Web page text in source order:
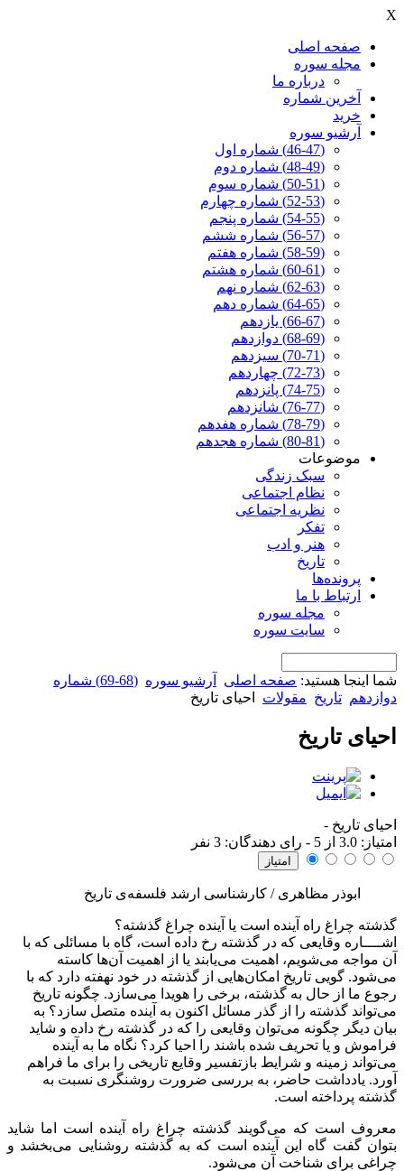
X
صفحه اصلی
مجله سوره
درباره ما
آخرين شماره
خرید
آرشیو سوره
(46-47) شماره اول
(48-49) شماره دوم
(50-51) شماره سوم
(52-53) شماره چهارم
(54-55) شماره پنجم
(56-57) شماره ششم
(58-59) شماره هفتم
(60-61) شماره هشتم
(62-63) شماره نهم
(64-65) شماره دهم
(66-67) یازدهم
(68-69) دوازدهم
(70-71) سیزدهم
(72-73) چهاردهم
(74-75) پانزدهم
(76-77) شانزدهم
(78-79) شماره هفدهم
(80-81) شماره هجدهم
موضوعات
سبک زندگی
نظام اجتماعی
نظریه اجتماعی
تفکر
هنر و ادب
تاریخ
پرونده‌ها
ارتباط با ما
مجله سوره
سایت سوره
شما اینجا هستید: صفحه اصلی آرشیو سوره
(68-69) شماره
دوازدهم تاریخ مقولات احیای تاریخ
احیای تاریخ
احیای تاریخ -
امتياز: 3.0 از 5 - رای دهندگان: 3 نفر
ابوذر مظاهری / کارشناسی ارشد فلسفه‌ی تاریخ
گذشته چراغ راه آینده است یا آینده چراغ گذشته؟
اشــــاره وقایعی که در گذشته رخ داده است،‌ گاه با مسائلی که با
آن مواجه می‌شویم، اهمیت می‌یابند یا از اهمیت آن‌ها کاسته
می‌شود. گویی تاریخ امکان‌هایی از گذشته در خود نهفته دارد که با
رجوع ما از حال به گذشته، برخی را هویدا می‌سازد. چگونه تاریخ
می‌تواند گذشته را از گذر مسائل اکنون به آینده متصل سازد؟ به
بیان دیگر چگونه می‌توان وقایعی را که در گذشته رخ داده و شاید
فراموش و یا تحریف شده باشند را احیا کرد؟ نگاه ما به آینده
می‌تواند زمینه و شرایط بازتفسیر وقایع تاریخی را برای ما فراهم
آورد. یادداشت حاضر، به بررسی ضرورت روشنگری نسبت به
گذشته پرداخته است.
معروف است که می‌گویند گذشته چراغ راه آینده است اما شاید
بتوان گفت گاه این آینده است که به گذشته روشنایی می‌بخشد و
چراغی برای شناخت آن می‌شود.